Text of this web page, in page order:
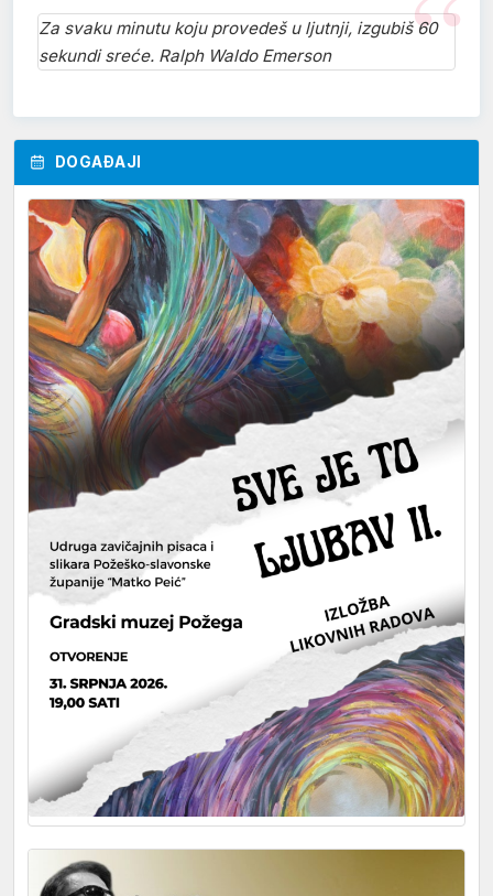
Za svaku minutu koju provedeš u ljutnji, izgubiš 60
sekundi sreće. Ralph Waldo Emerson
DOGAĐAJI